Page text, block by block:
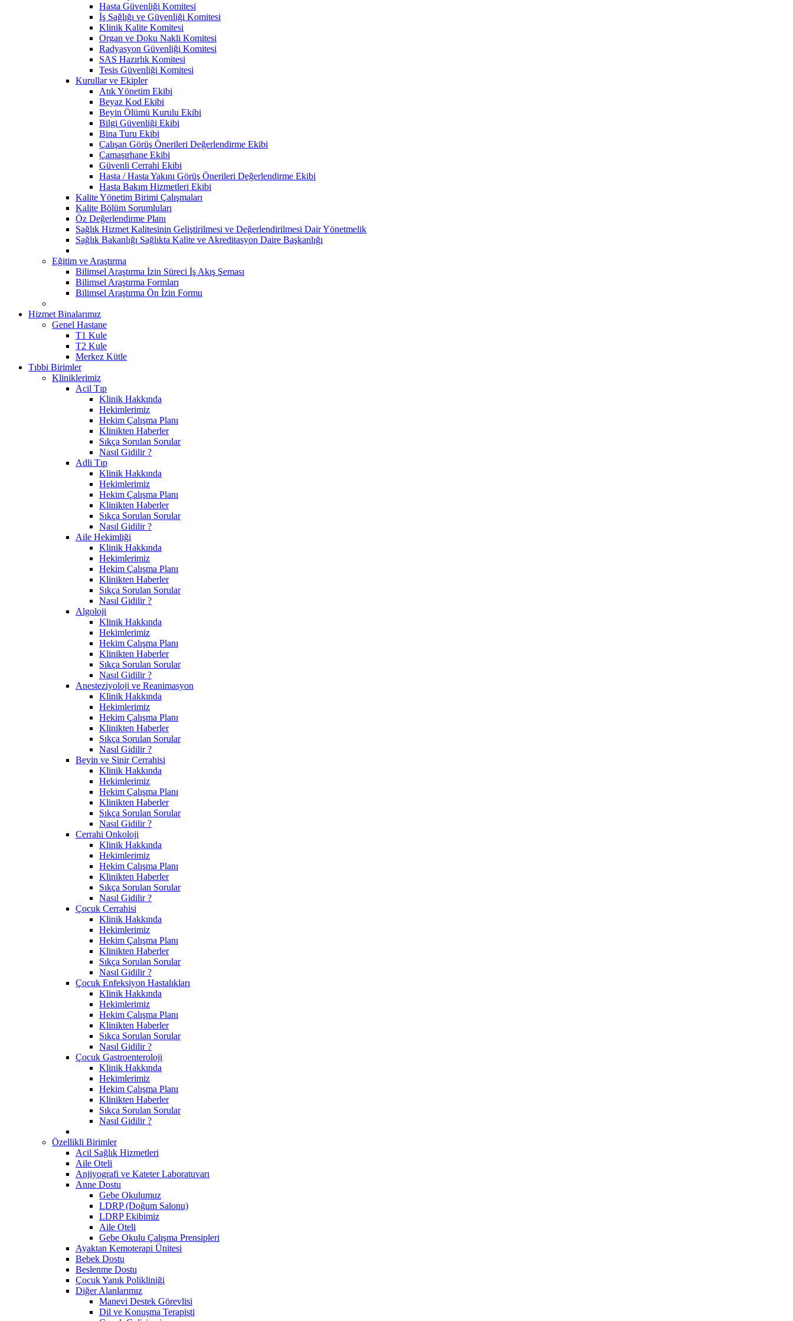
Hasta Güvenliği Komitesi
İş Sağlığı ve Güvenliği Komitesi
Klinik Kalite Komitesi
Organ ve Doku Nakli Komitesi
Radyasyon Güvenliği Komitesi
SAS Hazırlık Komitesi
Tesis Güvenliği Komitesi
Kurullar ve Ekipler
Atık Yönetim Ekibi
Beyaz Kod Ekibi
Beyin Ölümü Kurulu Ekibi
Bilgi Güvenliği Ekibi
Bina Turu Ekibi
Çalışan Görüş Önerileri Değerlendirme Ekibi
Çamaşırhane Ekibi
Güvenli Cerrahi Ekibi
Hasta / Hasta Yakını Görüş Önerileri Değerlendirme Ekibi
Hasta Bakım Hizmetleri Ekibi
Kalite Yönetim Birimi Çalışmaları
Kalite Bölüm Sorumluları
Öz Değerlendirme Planı
Sağlık Hizmet Kalitesinin Geliştirilmesi ve Değerlendirilmesi Dair Yönetmelik
Sağlık Bakanlığı Sağlıkta Kalite ve Akreditasyon Daire Başkanlığı
Eğitim ve Araştırma
Bilimsel Araştırma İzin Süreci İş Akış Şeması
Bilimsel Araştırma Formları
Bilimsel Araştırma Ön İzin Formu
Hizmet Binalarımız
Genel Hastane
T1 Kule
T2 Kule
Merkez Kütle
Tıbbi Birimler
Kliniklerimiz
Acil Tıp
Klinik Hakkında
Hekimlerimiz
Hekim Çalışma Planı
Klinikten Haberler
Sıkça Sorulan Sorular
Nasıl Gidilir ?
Adli Tıp
Klinik Hakkında
Hekimlerimiz
Hekim Çalışma Planı
Klinikten Haberler
Sıkça Sorulan Sorular
Nasıl Gidilir ?
Aile Hekimliği
Klinik Hakkında
Hekimlerimiz
Hekim Çalışma Planı
Klinikten Haberler
Sıkça Sorulan Sorular
Nasıl Gidilir ?
Algoloji
Klinik Hakkında
Hekimlerimiz
Hekim Çalışma Planı
Klinikten Haberler
Sıkça Sorulan Sorular
Nasıl Gidilir ?
Anesteziyoloji ve Reanimasyon
Klinik Hakkında
Hekimlerimiz
Hekim Çalışma Planı
Klinikten Haberler
Sıkça Sorulan Sorular
Nasıl Gidilir ?
Beyin ve Sinir Cerrahisi
Klinik Hakkında
Hekimlerimiz
Hekim Çalışma Planı
Klinikten Haberler
Sıkça Sorulan Sorular
Nasıl Gidilir ?
Cerrahi Onkoloji
Klinik Hakkında
Hekimlerimiz
Hekim Çalışma Planı
Klinikten Haberler
Sıkça Sorulan Sorular
Nasıl Gidilir ?
Çocuk Cerrahisi
Klinik Hakkında
Hekimlerimiz
Hekim Çalışma Planı
Klinikten Haberler
Sıkça Sorulan Sorular
Nasıl Gidilir ?
Çocuk Enfeksiyon Hastalıkları
Klinik Hakkında
Hekimlerimiz
Hekim Çalışma Planı
Klinikten Haberler
Sıkça Sorulan Sorular
Nasıl Gidilir ?
Çocuk Gastroenteroloji
Klinik Hakkında
Hekimlerimiz
Hekim Çalışma Planı
Klinikten Haberler
Sıkça Sorulan Sorular
Nasıl Gidilir ?
Özellikli Birimler
Acil Sağlık Hizmetleri
Aile Oteli
Anjiyografi ve Kateter Laboratuvarı
Anne Dostu
​Gebe Okulumuz
LDRP (Doğum Salonu)
LDRP Ekibimiz
Aile Oteli
Gebe Okulu Çalışma Prensipleri
Ayaktan Kemoterapi Ünitesi
Bebek Dostu
Beslenme Dostu
Çocuk Yanık Polikliniği
Diğer Alanlarımız
Manevi Destek Görevlisi
Dil ve Konuşma Terapisti